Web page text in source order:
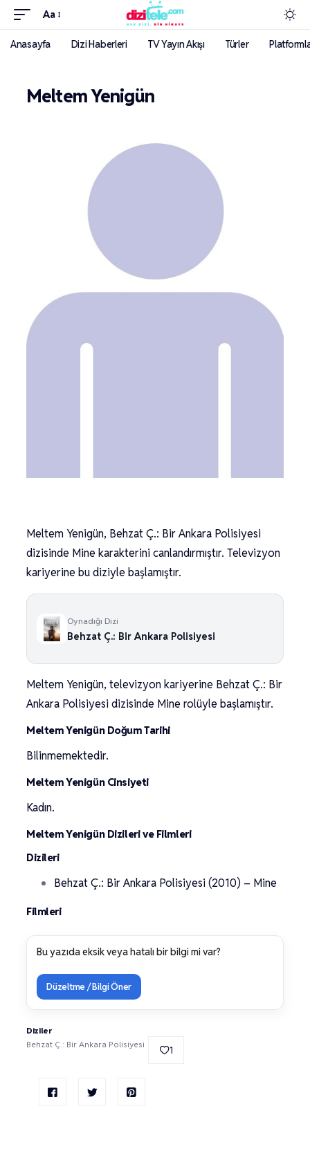
Aa
Anasayfa Dizi Haberleri TV Yayın Akışı Türler
Meltem Yenigün
Meltem Yenigün, Behzat Ç.: Bir Ankara Polisiyesi
dizisinde Mine karakterini canlandırmıştır. Televizyon
kariyerine bu diziyle başlamıştır.
Oynadığı Dizi
Behzat Ç.: Bir Ankara Polisiyesi
Meltem Yenigün, televizyon kariyerine Behzat Ç.: Bir
Ankara Polisiyesi dizisinde Mine rolüyle başlamıştır.
Meltem Yenigün Doğum Tarihi
Bilinmemektedir.
Meltem Yenigün Cinsiyeti
Kadın.
Meltem Yenigün Dizileri ve Filmleri
Dizileri
Behzat Ç.: Bir Ankara Polisiyesi (2010) – Mine
Filmleri
Bu yazıda eksik veya hatalı bir bilgi mi var?
Düzeltme / Bilgi Öner
Diziler
Behzat Ç.: Bir Ankara Polisiyesi
1